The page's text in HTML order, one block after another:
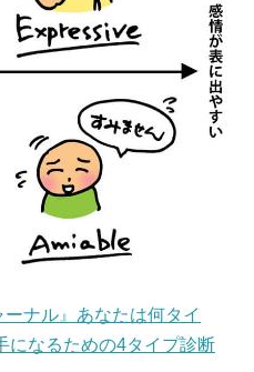
ーナル』あなたは何タイ
になるための4タイプ診断